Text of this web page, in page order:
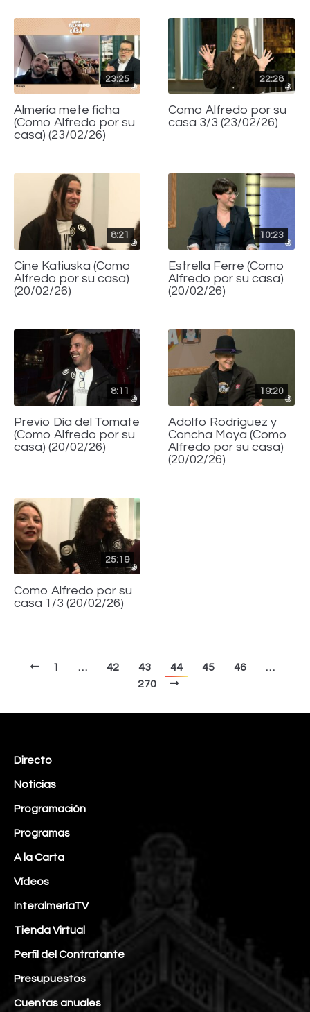
23:25
Almería mete ficha
(Como Alfredo por su
casa) (23/02/26)
22:28
Como Alfredo por su
casa 3/3 (23/02/26)
8:21
Cine Katiuska (Como
Alfredo por su casa)
(20/02/26)
10:23
Estrella Ferre (Como
Alfredo por su casa)
(20/02/26)
8:11
Previo Día del Tomate
(Como Alfredo por su
casa) (20/02/26)
19:20
Adolfo Rodríguez y
Concha Moya (Como
Alfredo por su casa)
(20/02/26)
25:19
Como Alfredo por su
casa 1/3 (20/02/26)
1 … 42 43 44 45 46
…
270
Directo
Noticias
Programación
Programas
A la Carta
Vídeos
InteralmeríaTV
Tienda Virtual
Perfil del Contratante
Presupuestos
Cuentas anuales